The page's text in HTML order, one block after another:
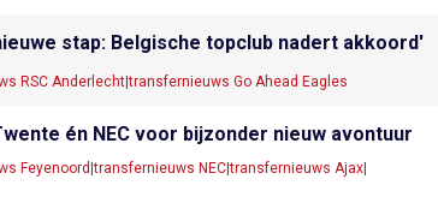
stap: Belgische topclub nadert akkoord'
RSC Anderlecht|transfernieuws Go Ahead Eagles
én NEC voor bijzonder nieuw avontuur
Feyenoord |transfernieuws NEC|transfernieuws Ajax